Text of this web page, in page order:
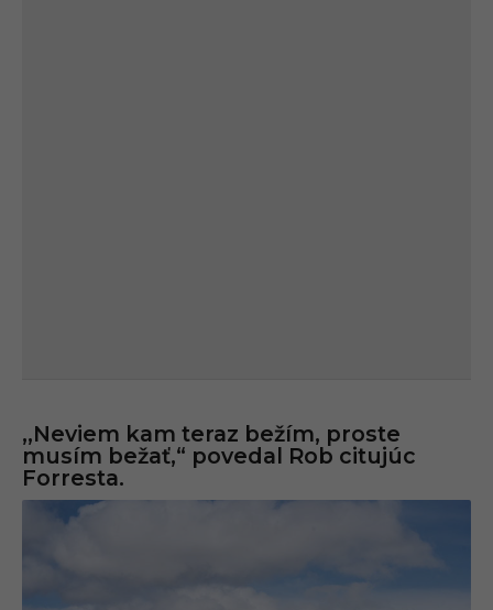
,,Neviem kam teraz bežím, proste
musím bežať,“ povedal Rob citujúc
Forresta.